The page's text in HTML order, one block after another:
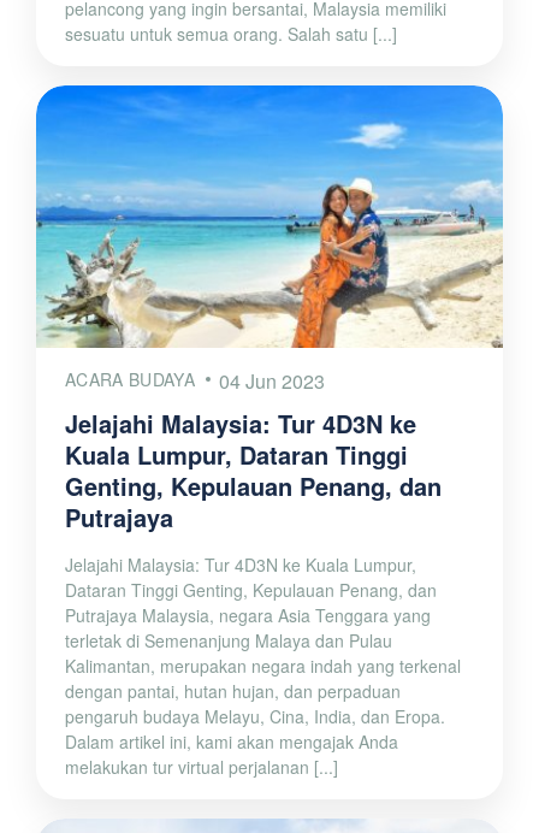
pelancong yang ingin bersantai, Malaysia memiliki
sesuatu untuk semua orang. Salah satu [...]
ACARA BUDAYA 04 Jun 2023
Jelajahi Malaysia: Tur 4D3N ke
Kuala Lumpur, Dataran Tinggi
Genting, Kepulauan Penang, dan
Putrajaya
Jelajahi Malaysia: Tur 4D3N ke Kuala Lumpur,
Dataran Tinggi Genting, Kepulauan Penang, dan
Putrajaya Malaysia, negara Asia Tenggara yang
terletak di Semenanjung Malaya dan Pulau
Kalimantan, merupakan negara indah yang terkenal
dengan pantai, hutan hujan, dan perpaduan
pengaruh budaya Melayu, Cina, India, dan Eropa.
Dalam artikel ini, kami akan mengajak Anda
melakukan tur virtual perjalanan [...]